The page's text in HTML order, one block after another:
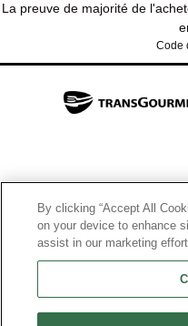
La preuve de majorité de
Code
By clicking “Accept All
on your device to enhance
assist in our marketing